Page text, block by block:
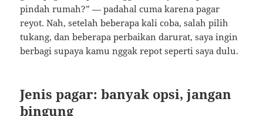
pindah rumah?” — padahal cuma karena pagar
reyot. Nah, setelah beberapa kali coba, salah pilih
tukang, dan beberapa perbaikan darurat, saya ingin
berbagi supaya kamu nggak repot seperti saya dulu.
Jenis pagar: banyak opsi, jangan
bingung